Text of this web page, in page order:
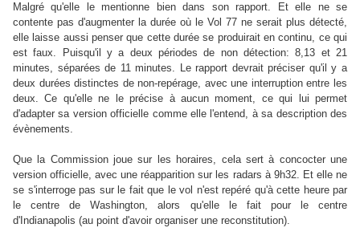
Malgré qu'elle le mentionne bien dans son rapport. Et elle ne se
contente pas d'augmenter la durée où le Vol 77 ne serait plus détecté,
elle laisse aussi penser que cette durée se produirait en continu, ce qui
est faux. Puisqu'il y a deux périodes de non détection: 8,13 et 21
minutes, séparées de 11 minutes. Le rapport devrait préciser qu'il y a
deux durées distinctes de non-repérage, avec une interruption entre les
deux. Ce qu'elle ne le précise à aucun moment, ce qui lui permet
d'adapter sa version officielle comme elle l'entend, à sa description des
évènements.
Que la Commission joue sur les horaires, cela sert à concocter une
version officielle, avec une réapparition sur les radars à 9h32. Et elle ne
se s'interroge pas sur le fait que le vol n'est repéré qu'à cette heure par
le centre de Washington, alors qu'elle le fait pour le centre
d'Indianapolis (au point d'avoir organiser une reconstitution).